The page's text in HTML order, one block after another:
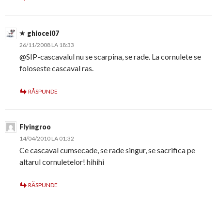
ghiocel07
26/11/2008 LA 18:33
@SIP-cascavalul nu se scarpina, se rade. La cornulete se
foloseste cascaval ras.
RĂSPUNDE
Flyingroo
14/04/2010 LA 01:32
Ce cascaval cumsecade, se rade singur, se sacrifica pe
altarul cornuletelor! hihihi
RĂSPUNDE